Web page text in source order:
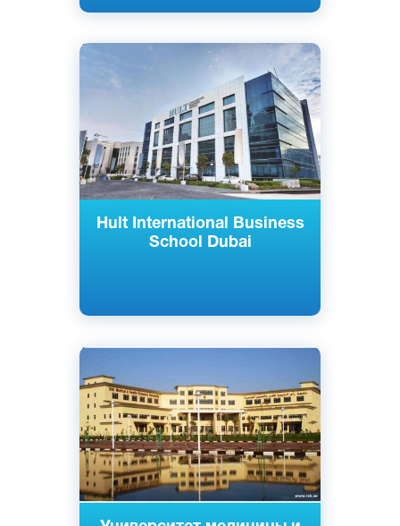
Hult International Business
School Dubai
Английский
Частный
Английский
Рас-Аль-Хайма, ОАЭ
Государственный